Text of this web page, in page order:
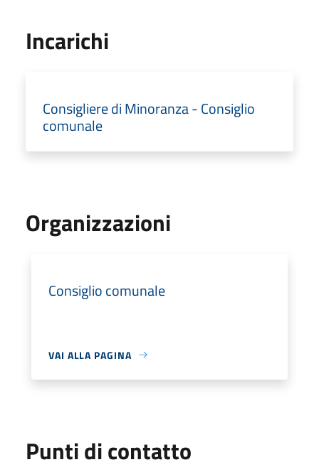
Incarichi
Consigliere di Minoranza - Consiglio
comunale
Organizzazioni
Consiglio comunale
VAI ALLA PAGINA
Punti di contatto